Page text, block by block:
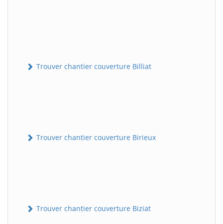
Trouver chantier couverture Billiat
Trouver chantier couverture Birieux
Trouver chantier couverture Biziat